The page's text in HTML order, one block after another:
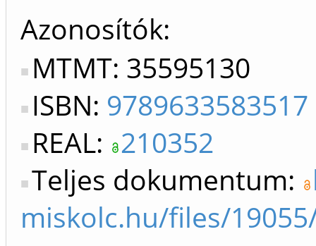
Azonosítók
MTMT: 35595130
ISBN: 9789633583517
REAL: 210352
Teljes dokumentum:
miskolc.hu/files/